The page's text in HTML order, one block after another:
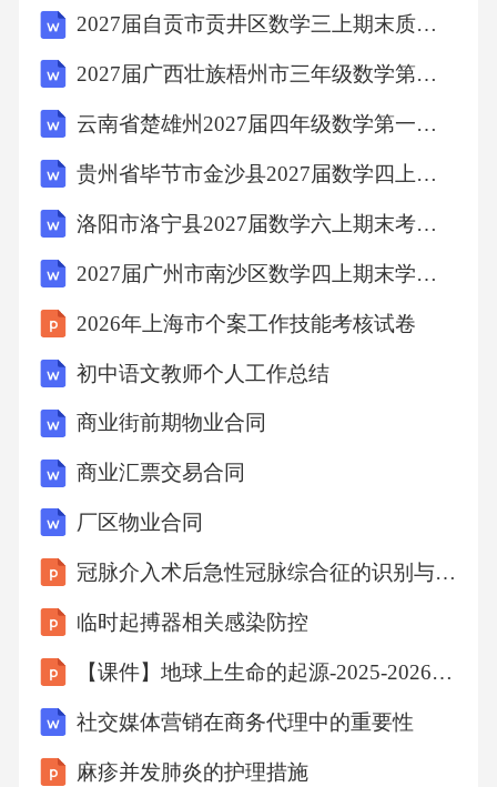
方如需调整费用标准，应提前[X]个月书面通知
甲方，并经甲方书面同意。调整后的费用标准
自通知规定的日期起生效。4.3支付方式甲方应
在每月[具体日期]前，将当月的物业管理服务费
支付方式：4.3.1银行转账甲方应将款项转账至
乙方以下银行账户：开户银行：_____________
_____银行账号：__________________4.3.2现金
支付（如有特殊情况需现金支付，应提前与乙
方协商并取得同意）4.4逾期支付责任如甲方逾
期支付物业管理服务费，每逾期一日，应按照
未支付金额的[X%]向乙方支付违约金。逾期超
过[X]日的，乙方有权采取停止物业服务等措
乙方有权通过法律途径追讨欠费及违约金。第
五条双方权利与义务5.1甲方权利与义务5.1.1有
权监督乙方的物业管理服务工作，提出意见和
建议，并要求乙方及时整改。5.1.2有权了解物
业管理服务费用的收支情况，乙方应定期向甲
方公布费用收支明细。5.1.3按照本合同约定的
2027届自贡市贡井区数学三上期末质量检测试题含解析
2027届广西壮族梧州市三年级数学第一学期期末调研模拟试题含解析
云南省楚雄州2027届四年级数学第一学期期末质量检测模拟试题含解析
贵州省毕节市金沙县2027届数学四上期末考试试题含解析
洛阳市洛宁县2027届数学六上期末考试模拟试题含解析
2027届广州市南沙区数学四上期末学业质量监测试题含解析
2026年上海市个案工作技能考核试卷
初中语文教师个人工作总结
商业街前期物业合同
商业汇票交易合同
厂区物业合同
冠脉介入术后急性冠脉综合征的识别与应对
临时起搏器相关感染防控
【课件】地球上生命的起源-2025-2026学年八年级生物下册
社交媒体营销在商务代理中的重要性
麻疹并发肺炎的护理措施